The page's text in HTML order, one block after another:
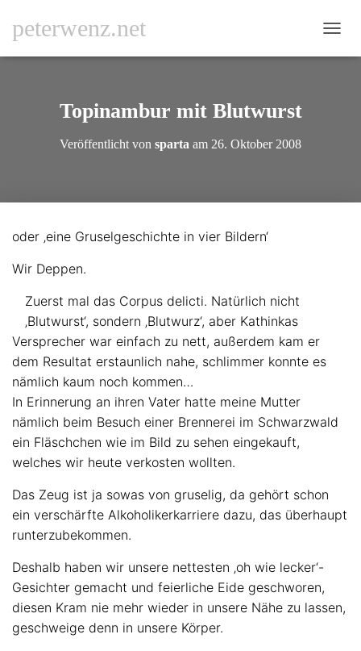
peterwenz.net
Topinambur mit Blutwurst
Veröffentlicht von sparta am 26. Oktober 2008
oder ‚eine Gruselgeschichte in vier Bildern‘
Wir Deppen.
Zuerst mal das Corpus delicti. Natürlich nicht
‚Blutwurst‘, sondern ‚Blutwurz‘, aber Kathinkas
Versprecher war einfach zu nett, außerdem kam er
dem Resultat erstaunlich nahe, schlimmer konnte es
nämlich kaum noch kommen…
In Erinnerung an ihren Vater hatte meine Mutter
nämlich beim Besuch einer Brennerei im Schwarzwald
ein Fläschchen wie im Bild zu sehen eingekauft,
welches wir heute verkosten wollten.
Das Zeug ist ja sowas von gruselig, da gehört schon
ein verschärfte Alkoholikerkarriere dazu, das überhaupt
runterzubekommen.
Deshalb haben wir unsere nettesten ‚oh wie lecker‘-
Gesichter gemacht und feierliche Eide geschworen,
diesen Kram nie mehr wieder in unsere Nähe zu lassen,
geschweige denn in unsere Körper.